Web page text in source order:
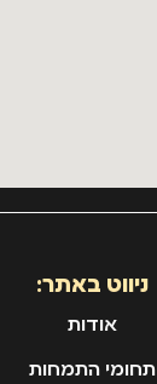
ניווט באתר:
אודות
תחומי התמחות